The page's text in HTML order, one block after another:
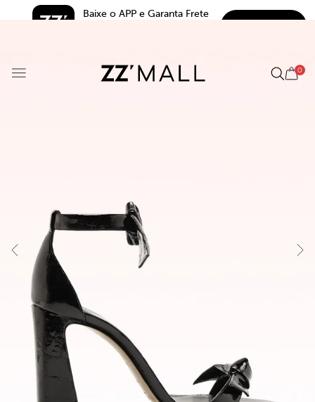
Baixe o APP e Garanta Frete
0